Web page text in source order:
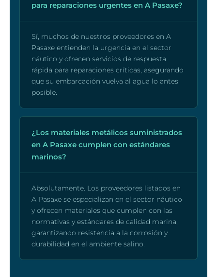
para reparaciones urgentes en A Pasaxe?
Sí, muchos de nuestros proveedores en A
Pasaxe entienden la urgencia en el sector
náutico y ofrecen servicios de respuesta
rápida para reparaciones críticas, asegurando
que su embarcación vuelva al agua lo antes
posible.
¿Los materiales metálicos suministrados
en A Pasaxe cumplen con estándares
marinos?
Absolutamente. Los proveedores listados en
A Pasaxe se especializan en el sector náutico
y ofrecen materiales que cumplen con las
normativas y estándares de calidad marina,
garantizando resistencia a la corrosión y
durabilidad en el ambiente salino.